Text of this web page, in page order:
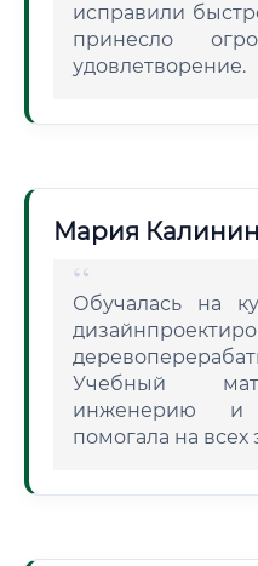
исправили
принесло
удовлетворение.
Мария
Обучалась на
Учебный
инженерию и
помогала на всех